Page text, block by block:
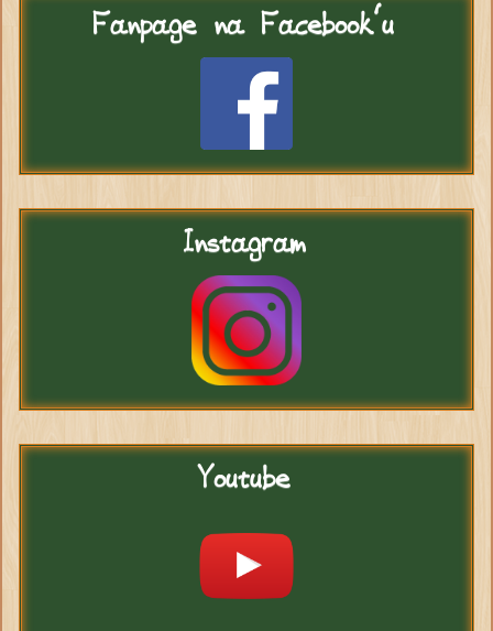
Fanpagena Facebook'u
Instagram
Youtube